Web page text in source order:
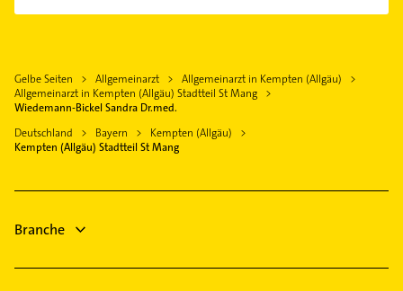
Immenstadt im Allgäu
Bad Grönenbach
Sonthofen
Bestatter
Klempner
Sanitärinstallation
Immobilienmakler
Bauunternehmen
Maler
Rechtsanwalt
Sanitärinstallation
Gelbe Seiten Allgemeinarzt
Allgemeinarzt in Kempten (Allgäu)
Allgemeinarzt in Kempten (Allgäu) Stadtteil St Mang
Wiedemann-Bickel Sandra Dr.med.
Deutschland
Bayern
Kempten (Allgäu)
Kempten (Allgäu) Stadtteil St Mang
Branche